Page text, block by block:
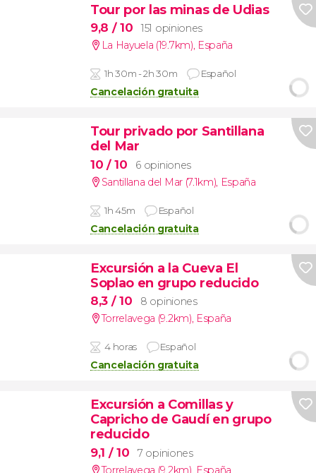
Tour por las minas de Udias
9,8 / 10
151 opiniones
La Hayuela (19.7km), España
1h 30m - 2h 30m Español
Cancelación gratuita
Tour privado por Santillana
del Mar
10 / 10
6 opiniones
Santillana del Mar (7.1km), España
1h 45m Español
Cancelación gratuita
Excursión a la Cueva El
Soplao en grupo reducido
8,3 / 10
8 opiniones
Torrelavega (9.2km), España
4 horas Español
Cancelación gratuita
Excursión a Comillas y
Capricho de Gaudí en grupo
reducido
9,1 / 10
7 opiniones
Torrelavega (9.2km) España